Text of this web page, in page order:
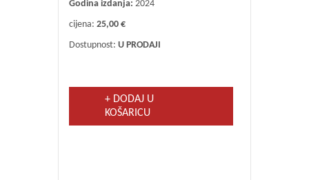
Godina izdanja: 2024
cijena: 25,00 €
Dostupnost: U PRODAJI
+ DODAJ U
KOŠARICU